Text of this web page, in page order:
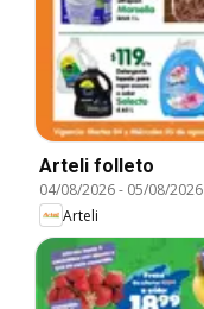
Arteli folleto
04/08/2026- 05/08/2026
Arteli